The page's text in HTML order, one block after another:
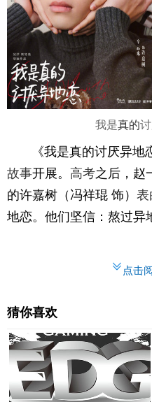
我是真的
《我是真的讨厌异
故事开展。 高考之后，赵
的许嘉树（冯祥琨 饰） 表
地恋。他们坚信：熬过异
点击
猜你喜欢